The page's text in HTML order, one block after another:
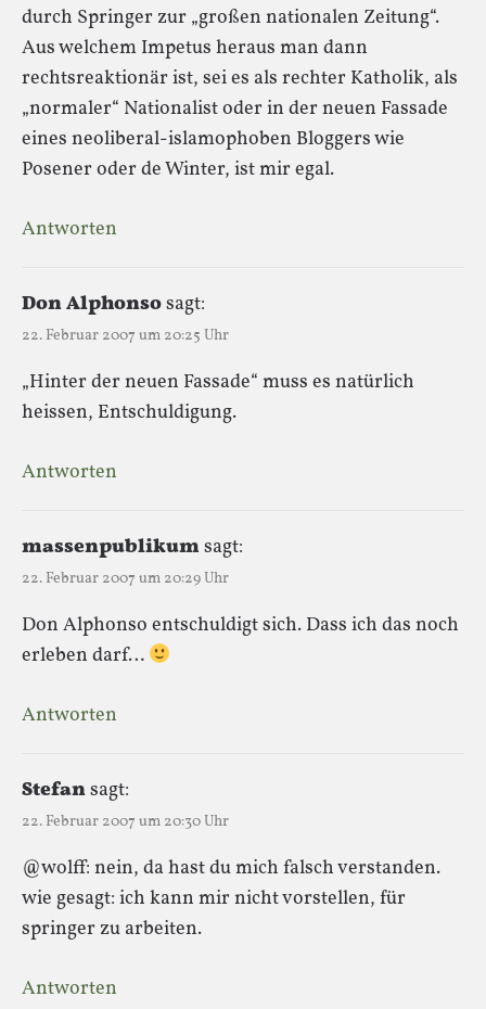
durch Springer zur „großen nationalen Zeitung“.
Aus welchem Impetus heraus man dann
rechtsreaktionär ist, sei es als rechter Katholik, als
„normaler“ Nationalist oder in der neuen Fassade
eines neoliberal-islamophoben Bloggers wie
Posener oder de Winter, ist mir egal.
Antworten
Don Alphonsosagt:
22. Februar 2007 um 20:25 Uhr
„Hinter der neuen Fassade“ muss es natürlich
heissen, Entschuldigung.
Antworten
massenpublikumsagt:
22. Februar 2007 um 20:29 Uhr
Don Alphonso entschuldigt sich. Dass ich das noch
erleben darf…
Antworten
Stefansagt:
22. Februar 2007 um 20:30 Uhr
@wolff: nein, da hast du mich falsch verstanden.
wie gesagt: ich kann mir nicht vorstellen, für
springer zu arbeiten.
Antworten